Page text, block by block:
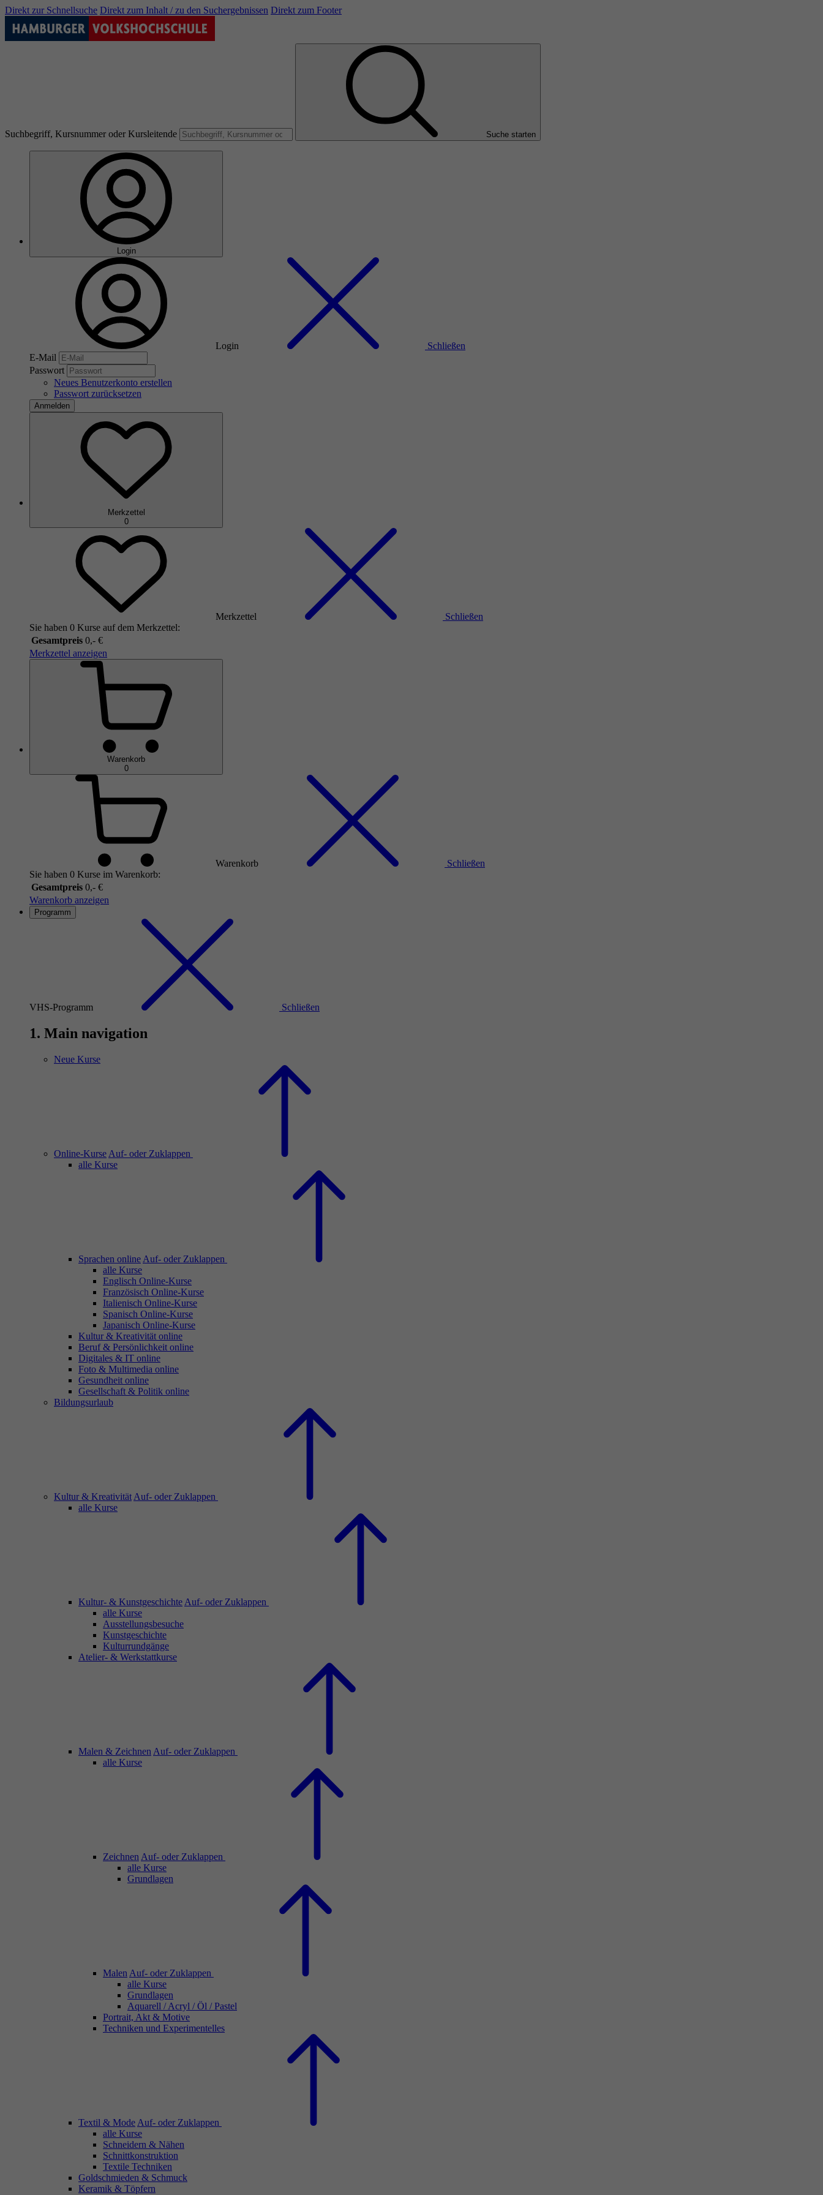
Direkt zur Schnellsuche Direkt zum Inhalt / zu den Suchergebnissen Direkt zum Footer
Suchbegriff, Kursnummer oder Kursleitende Suche starten
Login
Login
Schließen
E-Mail
Passwort
Neues Benutzerkonto erstellen
Passwort zurücksetzen
Anmelden
Merkzettel
0
Merkzettel
Schließen
Sie haben 0 Kurse auf dem Merkzettel:
Gesamtpreis 0,- €
Merkzettel anzeigen
Warenkorb
0
Warenkorb
Schließen
Sie haben 0 Kurse im Warenkorb:
Gesamtpreis 0,- €
Warenkorb anzeigen
Programm
VHS-Programm Schließen
1. Main navigation
Neue Kurse
Online-Kurse Auf- oder Zuklappen
alle Kurse
Sprachen online Auf- oder Zuklappen
alle Kurse
Englisch Online-Kurse
Französisch Online-Kurse
Italienisch Online-Kurse
Spanisch Online-Kurse
Japanisch Online-Kurse
Kultur & Kreativität online
Beruf & Persönlichkeit online
Digitales & IT online
Foto & Multimedia online
Gesundheit online
Gesellschaft & Politik online
Bildungsurlaub
Kultur & Kreativität Auf- oder Zuklappen
alle Kurse
Kultur- & Kunstgeschichte Auf- oder Zuklappen
alle Kurse
Ausstellungsbesuche
Kunstgeschichte
Kulturrundgänge
Atelier- & Werkstattkurse
Malen & Zeichnen Auf- oder Zuklappen
alle Kurse
Zeichnen Auf- oder Zuklappen
alle Kurse
Grundlagen
Malen Auf- oder Zuklappen
alle Kurse
Grundlagen
Aquarell / Acryl / Öl / Pastel
Portrait, Akt & Motive
Techniken und Experimentelles
Textil & Mode Auf- oder Zuklappen
alle Kurse
Schneidern & Nähen
Schnittkonstruktion
Textile Techniken
Goldschmieden & Schmuck
Keramik & Töpfern